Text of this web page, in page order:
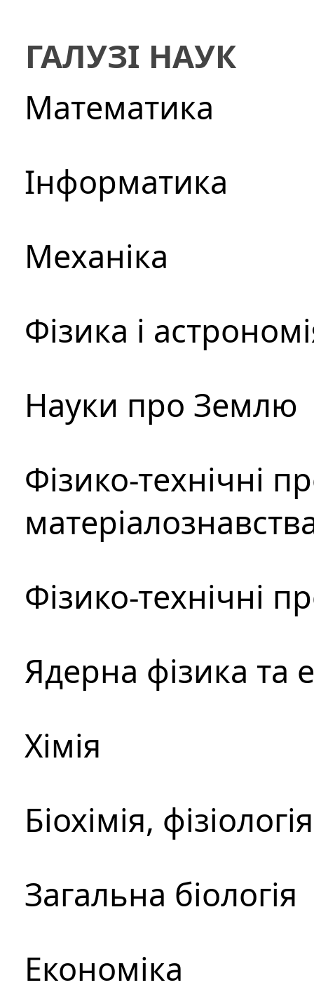
ГАЛУЗІ НАУК
Математика
Інформатика
Механіка
Фізика і
Науки про Землю
Фізико-технічні
Фізико-технічні
Ядерна фізика та
Хімія
Біохімія,
Загальна біологія
Економіка